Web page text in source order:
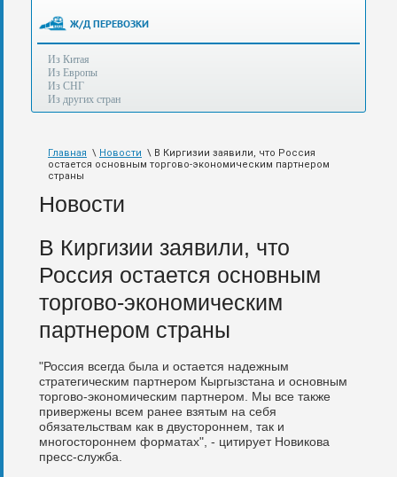
Шереметьево,
Внуково,
также
авиа,
дороге.
Ж/Д ПЕРЕВОЗКИ
Из Китая
Из Европы
Из СНГ
Из других стран
Главная \ Новости \ В Киргизии заявили, что Россия
остается основным торгово-экономическим партнером
страны
Новости
В Киргизии заявили, что
Россия остается основным
торгово-экономическим
партнером страны
"Россия всегда была и остается надежным
стратегическим партнером Кыргызстана и основным
торгово-экономическим партнером. Мы все также
привержены всем ранее взятым на себя
обязательствам как в двустороннем, так и
многостороннем форматах", - цитирует Новикова
пресс-служба.